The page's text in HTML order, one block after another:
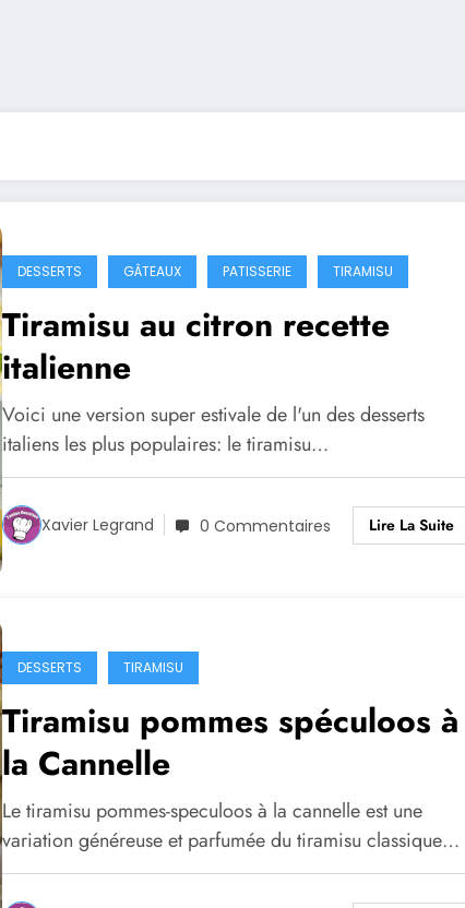
DESSERTS GÂTEAUX PATISSERIE TIRAMISU
Tiramisu au citron recette
italienne
Voici une version super estivale de l'un des desserts
italiens les plus populaires: le tiramisu…
Xavier Legrand 0 Commentaires Lire La Suite
DESSERTS TIRAMISU
Tiramisu pommes spéculoos à
la Cannelle
Le tiramisu pommes-speculoos à la cannelle est une
variation généreuse et parfumée du tiramisu classique…